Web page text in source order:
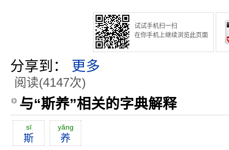
试试手机扫一扫
在你手机上继续浏览此页面
分享到： 更多
阅读(4147次)
与“斯养”相关的字典解释
sī
斯
yăng
养